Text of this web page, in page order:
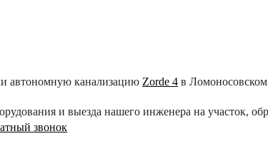
автономную канализацию Zorde 4 в
и выезда нашего инженера на участок,
звонок